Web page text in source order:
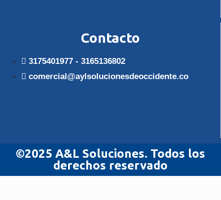
Contacto
3175401977 - 3165136802
comercial@aylsolucionesdeoccidente.co
©2025 A&L Soluciones. Todos los
derechos reservado